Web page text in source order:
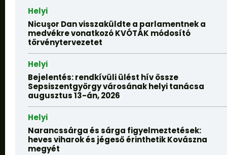
Helyi
Nicuşor Dan visszaküldte a parlamentnek a
medvékre vonatkozó KVÓTÁK módosító
törvénytervezetet
Helyi
Bejelentés: rendkívüli ülést hív össze
Sepsiszentgyörgy városának helyi tanácsa
augusztus 13-án, 2026
Helyi
Narancssárga és sárga figyelmeztetések:
heves viharok és jégeső érinthetik Kovászna
megyét